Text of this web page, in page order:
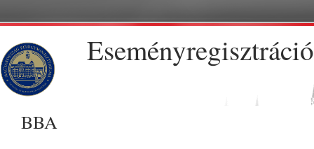
Eseményregisztráció
BBA